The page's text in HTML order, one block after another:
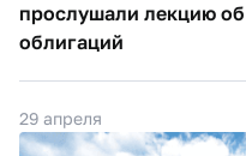
прослушали лекцию
облигаций
29 апреля